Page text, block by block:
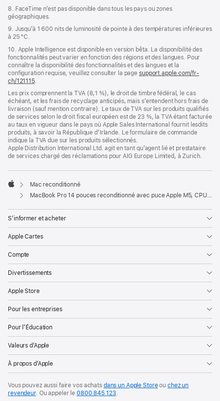
8. FaceTime n’est pas disponible dans tous les pays ou zones
géographiques.
9. Jusqu’à 1 600 nits de luminosité de pointe à des températures inférieures
à 25 °C.
10. Apple Intelligence est disponible en version bêta. La disponibilité des
fonctionnalités peut varier en fonction des régions et des langues. Pour
connaître la disponibilité des fonctionnalités et des langues et la
configuration requise, veuillez consulter la pagesupport.apple.com/fr-
ch/121115.
Les prix comprennent la TVA (8,1 %), le droit de timbre fédéral, le cas
échéant, et les frais de recyclage anticipés, mais s’entendent hors frais de
livraison (sauf mention contraire). Le taux de TVA sur les produits qualifiés
de services selon le droit fiscal européen est de 23 %, la TVA étant facturée
au taux en vigueur dans le pays où Apple Sales International fournit lesdits
produits, à savoir la République d’Irlande. Le formulaire de commande
indique la TVA due sur les produits sélectionnés.
Apple Distribution International Ltd. agit en tant qu’agent lié et prestataire
de services chargé des réclamations pour AIG Europe Limited, à Zurich.
Apple
Mac reconditionné
MacBook Pro 14 pouces reconditionné avec puce Apple M5, CPU 10 cœurs, GPU 10 cœurs et écran nano-texturé - Argent
S’informer et acheter
Apple Cartes
Compte
Divertissements
Apple Store
Pour les entreprises
Pour l’Éducation
Valeurs d’Apple
À propos d’Apple
Vous pouvez aussi faire vos achats dans un Apple Storeouchez un
revendeur. Ouappeler le0800 845 123.